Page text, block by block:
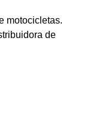
motocicletas.
de